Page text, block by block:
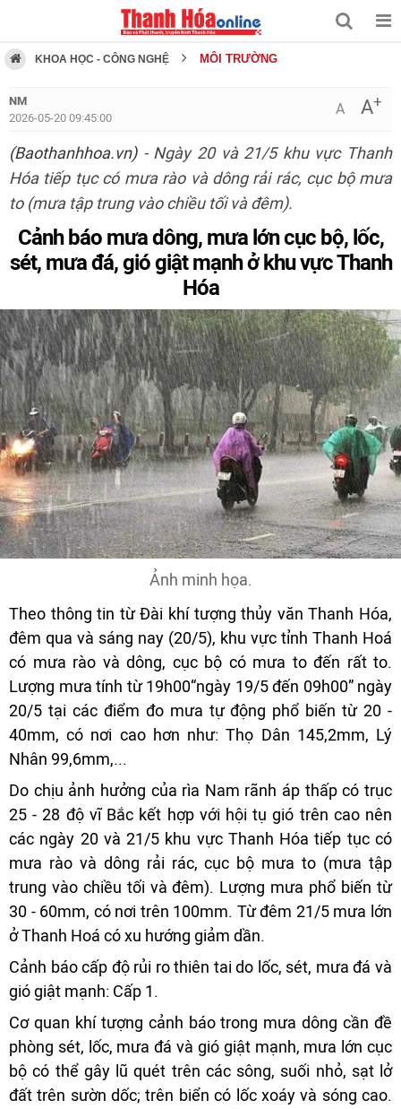
KHOA HỌC - CÔNG NGHỆ MÔI TRƯỜNG
NM
2026-05-20 09:45:00
A A+
(Baothanhhoa.vn)- Ngày 20 và 21/5 khu vực Thanh
Hóa tiếp tục có mưa rào và dông rải rác, cục bộ mưa
to (mưa tập trung vào chiều tối và đêm).
Cảnh báo mưa dông, mưa lớn cục bộ, lốc,
sét, mưa đá, gió giật mạnh ở khu vực Thanh
Hóa
Ảnh minh họa.
Theo thông tin từ Đài khí tượng thủy văn Thanh Hóa,
đêm qua và sáng nay (20/5), khu vực tỉnh Thanh Hoá
có mưa rào và dông, cục bộ có mưa to đến rất to.
Lượng mưa tính từ 19h00“ngày 19/5 đến 09h00” ngày
20/5 tại các điểm đo mưa tự động phổ biến từ 20 -
40mm, có nơi cao hơn như: Thọ Dân 145,2mm, Lý
Nhân 99,6mm,...
Do chịu ảnh hưởng của rìa Nam rãnh áp thấp có trục
25 - 28 độ vĩ Bắc kết hợp với hội tụ gió trên cao nên
các ngày 20 và 21/5 khu vực Thanh Hóa tiếp tục có
mưa rào và dông rải rác, cục bộ mưa to (mưa tập
trung vào chiều tối và đêm). Lượng mưa phổ biến từ
30 - 60mm, có nơi trên 100mm. Từ đêm 21/5 mưa lớn
ở Thanh Hoá có xu hướng giảm dần.
Cảnh báo cấp độ rủi ro thiên tai do lốc, sét, mưa đá và
gió giật mạnh: Cấp 1.
Cơ quan khí tượng cảnh báo trong mưa dông cần đề
phòng sét, lốc, mưa đá và gió giật mạnh, mưa lớn cục
bộ có thể gây lũ quét trên các sông, suối nhỏ, sạt lở
đất trên sườn dốc; trên biển có lốc xoáy và sóng cao.